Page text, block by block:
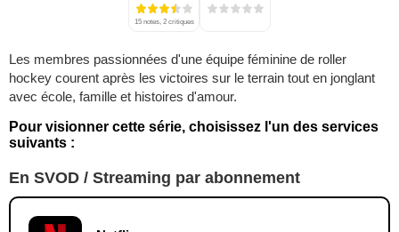
15 notes, 2 critiques
Les membres passionnées d'une équipe féminine de roller
hockey courent après les victoires sur le terrain tout en jonglant
avec école, famille et histoires d'amour.
Pour visionner cette série, choisissez l'un des services
suivants :
En SVOD / Streaming par abonnement